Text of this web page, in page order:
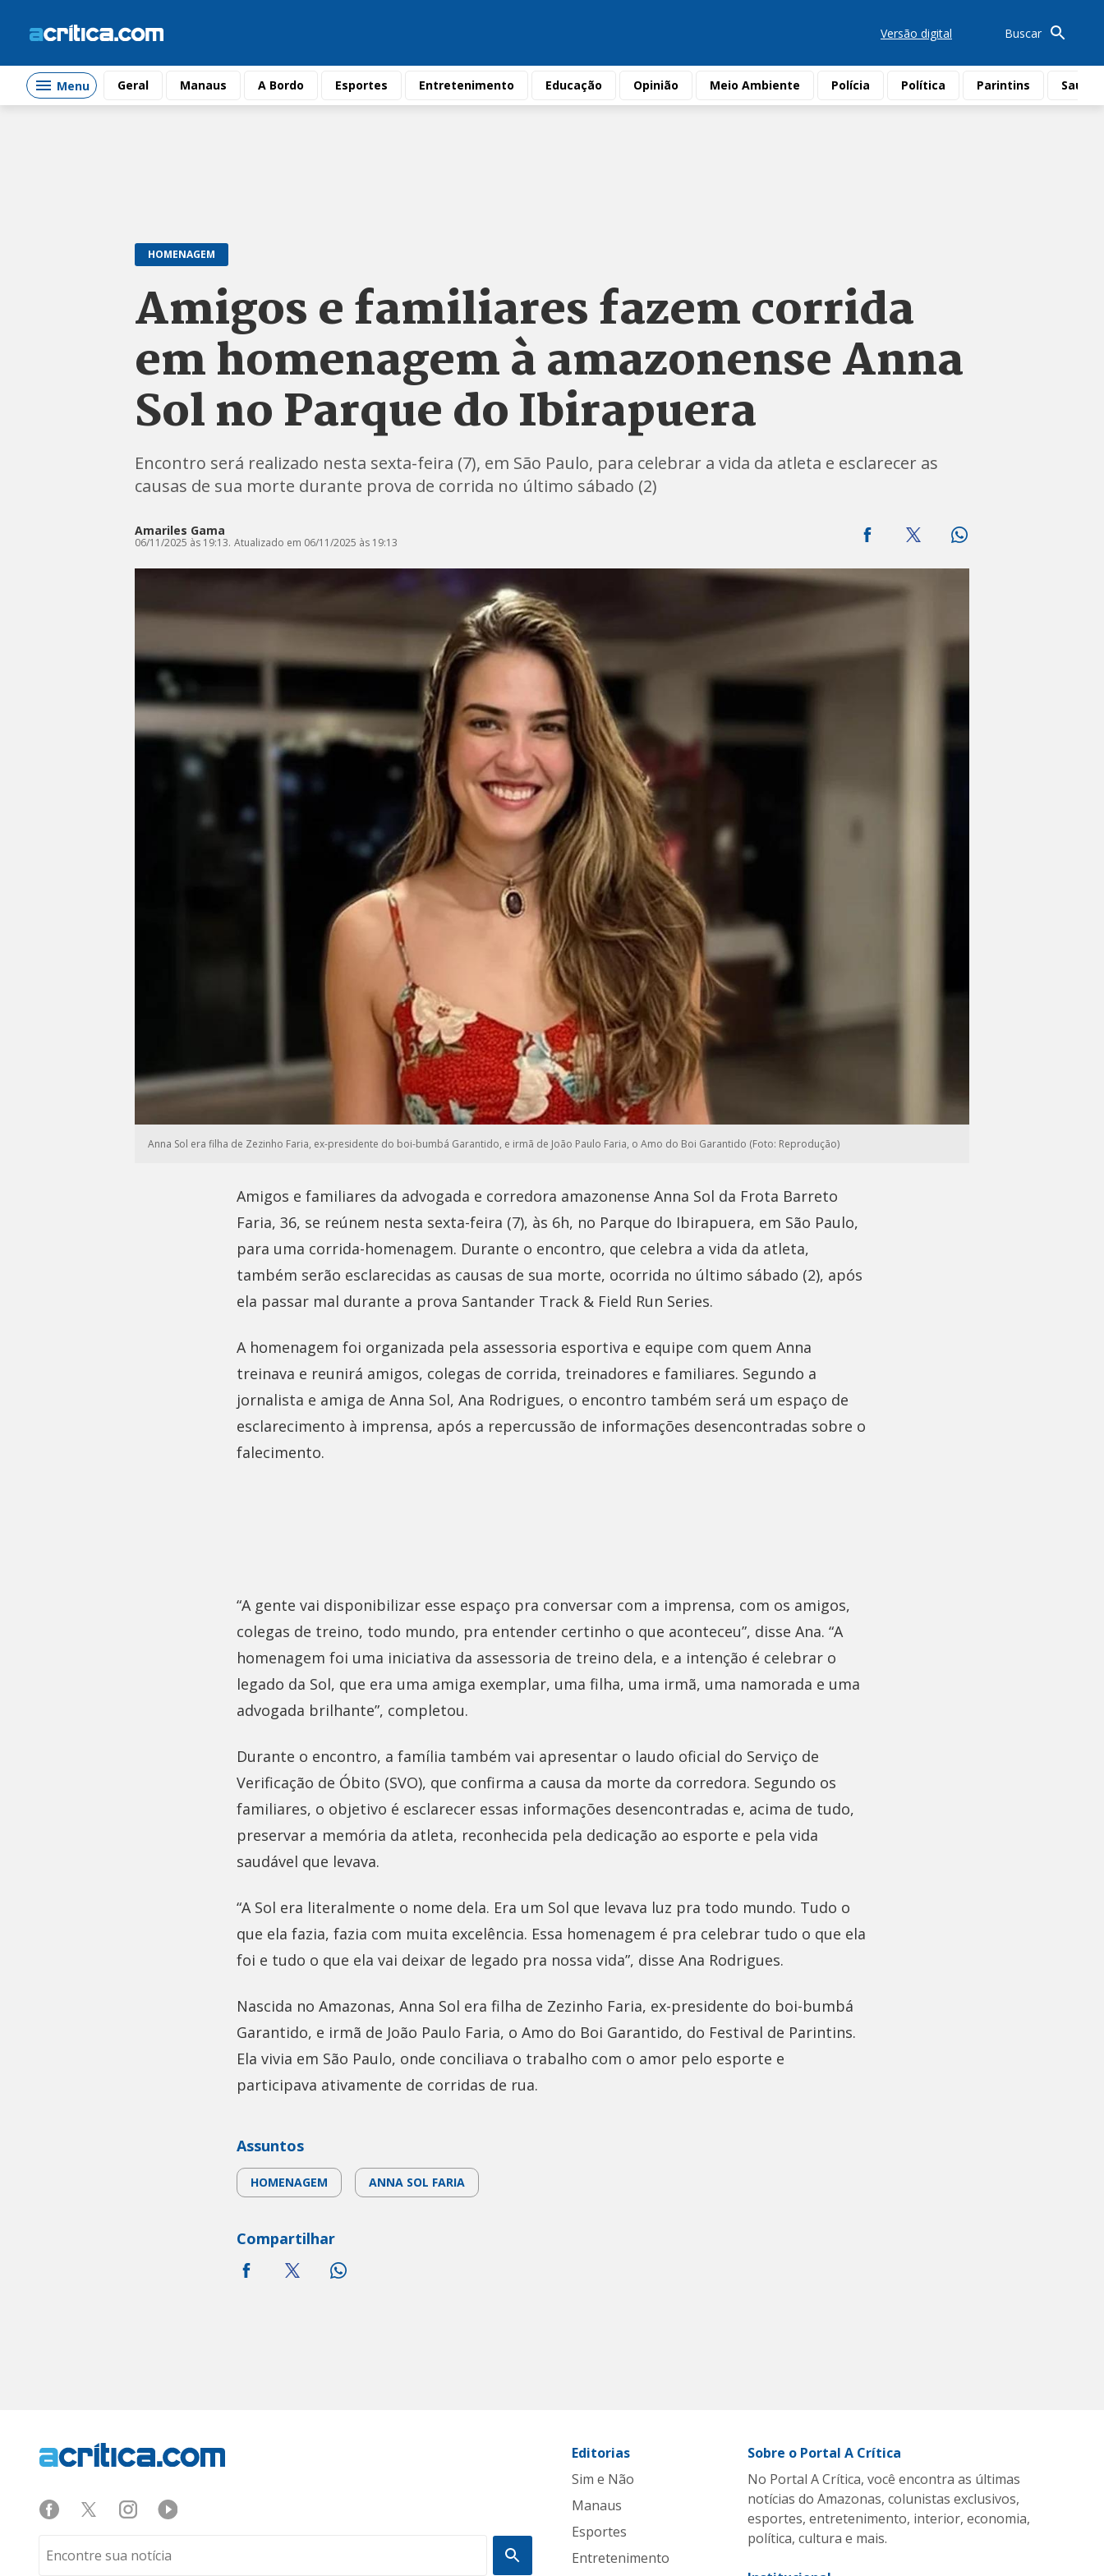
Versão digital Buscar
Menu Geral Manaus A Bordo Esportes Entretenimento Educação Opinião Meio Ambiente Polícia Política Parintins Saúde
HOMENAGEM
Amigos e familiares fazem corrida
em homenagem à amazonense Anna
Sol no Parque do Ibirapuera
Encontro será realizado nesta sexta-feira (7), em São Paulo, para celebrar a vida da atleta e esclarecer as
causas de sua morte durante prova de corrida no último sábado (2)
Amariles Gama
06/11/2025 às 19:13. Atualizado em 06/11/2025 às 19:13
Anna Sol era filha de Zezinho Faria, ex-presidente do boi-bumbá Garantido, e irmã de João Paulo Faria, o Amo do Boi Garantido (Foto: Reprodução)
Amigos e familiares da advogada e corredora amazonense Anna Sol da Frota Barreto
Faria, 36, se reúnem nesta sexta-feira (7), às 6h, no Parque do Ibirapuera, em São Paulo,
para uma corrida-homenagem. Durante o encontro, que celebra a vida da atleta,
também serão esclarecidas as causas de sua morte, ocorrida no último sábado (2), após
ela passar mal durante a prova Santander Track & Field Run Series.
A homenagem foi organizada pela assessoria esportiva e equipe com quem Anna
treinava e reunirá amigos, colegas de corrida, treinadores e familiares. Segundo a
jornalista e amiga de Anna Sol, Ana Rodrigues, o encontro também será um espaço de
esclarecimento à imprensa, após a repercussão de informações desencontradas sobre o
falecimento.
“A gente vai disponibilizar esse espaço pra conversar com a imprensa, com os amigos,
colegas de treino, todo mundo, pra entender certinho o que aconteceu”, disse Ana. “A
homenagem foi uma iniciativa da assessoria de treino dela, e a intenção é celebrar o
legado da Sol, que era uma amiga exemplar, uma filha, uma irmã, uma namorada e uma
advogada brilhante”, completou.
Durante o encontro, a família também vai apresentar o laudo oficial do Serviço de
Verificação de Óbito (SVO), que confirma a causa da morte da corredora. Segundo os
familiares, o objetivo é esclarecer essas informações desencontradas e, acima de tudo,
preservar a memória da atleta, reconhecida pela dedicação ao esporte e pela vida
saudável que levava.
“A Sol era literalmente o nome dela. Era um Sol que levava luz pra todo mundo. Tudo o
que ela fazia, fazia com muita excelência. Essa homenagem é pra celebrar tudo o que ela
foi e tudo o que ela vai deixar de legado pra nossa vida”, disse Ana Rodrigues.
Nascida no Amazonas, Anna Sol era filha de Zezinho Faria, ex-presidente do boi-bumbá
Garantido, e irmã de João Paulo Faria, o Amo do Boi Garantido, do Festival de Parintins.
Ela vivia em São Paulo, onde conciliava o trabalho com o amor pelo esporte e
participava ativamente de corridas de rua.
Assuntos
HOMENAGEM ANNA SOL FARIA
Compartilhar
Editorias
Sim e Não
Manaus
Esportes
Entretenimento
Sobre o Portal A Crítica
No Portal A Crítica, você encontra as últimas
notícias do Amazonas, colunistas exclusivos,
esportes, entretenimento, interior, economia,
política, cultura e mais.